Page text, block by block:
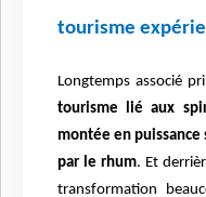
tourisme
Longtemps associé
tourisme lié aux
montée en
par le rhum. Et derriè
transformation